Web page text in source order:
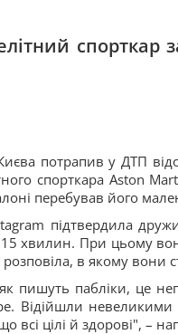
спорткар
потрапив у ДТП
спорткара Aston
перебував його
підтвердила
хвилин. При цьому
в якому вони
пишуть пабліки, це
Відійшли
всі цілі й здорові", –